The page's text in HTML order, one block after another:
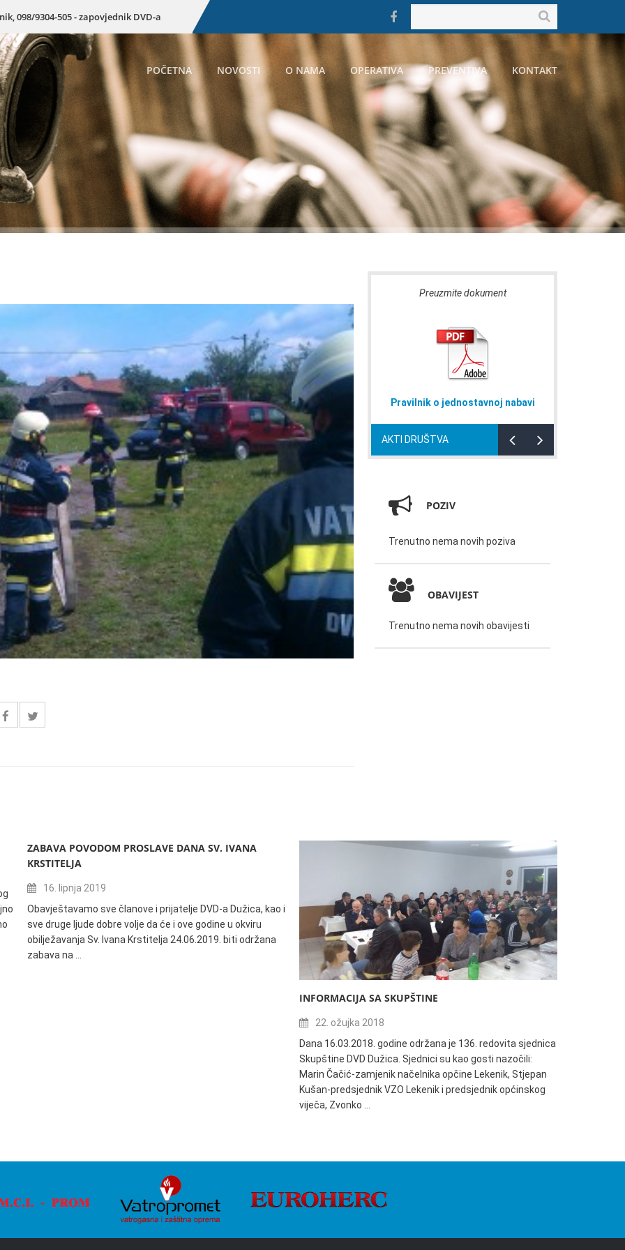
098/9304-505 - zapovjednik DVD-a
POČETNA NOVOSTI O NAMA OPERATIVA PREVENTIVA KONTAKT
AKTI DRUŠTVA
Preuzmite dokument
Pravilnik o jednostavnoj nabavi
POZIV
Trenutno nema novih poziva
OBAVIJEST
Trenutno nema novih obavijesti
ZABAVA POVODOM PROSLAVE DANA SV. IVANA
KRSTITELJA
16. lipnja 2019
Obavještavamo sve članove i prijatelje DVD-a Dužica, kao i
sve druge ljude dobre volje da će i ove godine u okviru
obilježavanja Sv. Ivana Krstitelja 24.06.2019. biti održana
zabava na …
INFORMACIJA SA SKUPŠTINE
22. ožujka 2018
Dana 16.03.2018. godine održana je 136. redovita sjednica
Skupštine DVD Dužica. Sjednici su kao gosti nazočili:
Marin Čačić-zamjenik načelnika opčine Lekenik, Stjepan
Kušan-predsjednik VZO Lekenik i predsjednik općinskog
viječa, Zvonko …